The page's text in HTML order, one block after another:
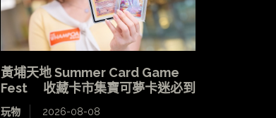
黃埔天地 Summer Card Game
Fest 收藏卡市集寶可夢卡迷必到
玩物 2026-08-08